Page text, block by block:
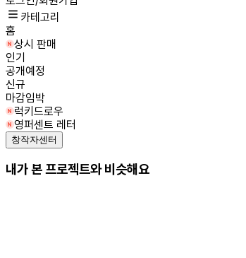
카테고리
홈
상시 판매
인기
공개예정
신규
마감임박
럭키드로우
영퍼센트 레터
창작자센터
내가 본 프로젝트와 비슷해요